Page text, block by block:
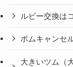
ルビー交換は
ボムキャンセ
大きいツム（